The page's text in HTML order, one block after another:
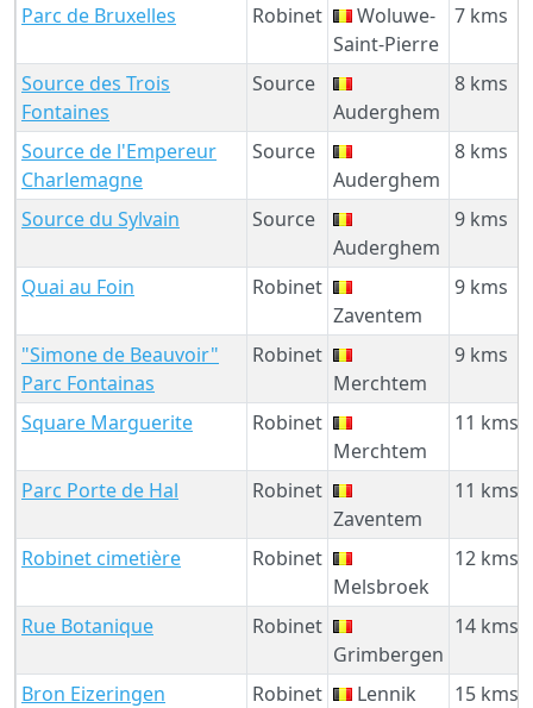
Parc de Bruxelles
Robinet
Woluwe-
Saint-Pierre
7 kms
Source des Trois
Fontaines
Source
Auderghem
8 kms
Source de l'Empereur
Charlemagne
Source
Auderghem
8 kms
Source du Sylvain
Source
Auderghem
9 kms
Quai au Foin
Robinet
Zaventem
9 kms
"Simone de Beauvoir"
Parc Fontainas
Robinet
Merchtem
9 kms
Square Marguerite
Robinet
Merchtem
11 kms
Parc Porte de Hal
Robinet
Zaventem
11 kms
Robinet cimetière
Robinet
Melsbroek
12 kms
Rue Botanique
Robinet
Grimbergen
14 kms
Bron Eizeringen Robinet Lennik
15 kms